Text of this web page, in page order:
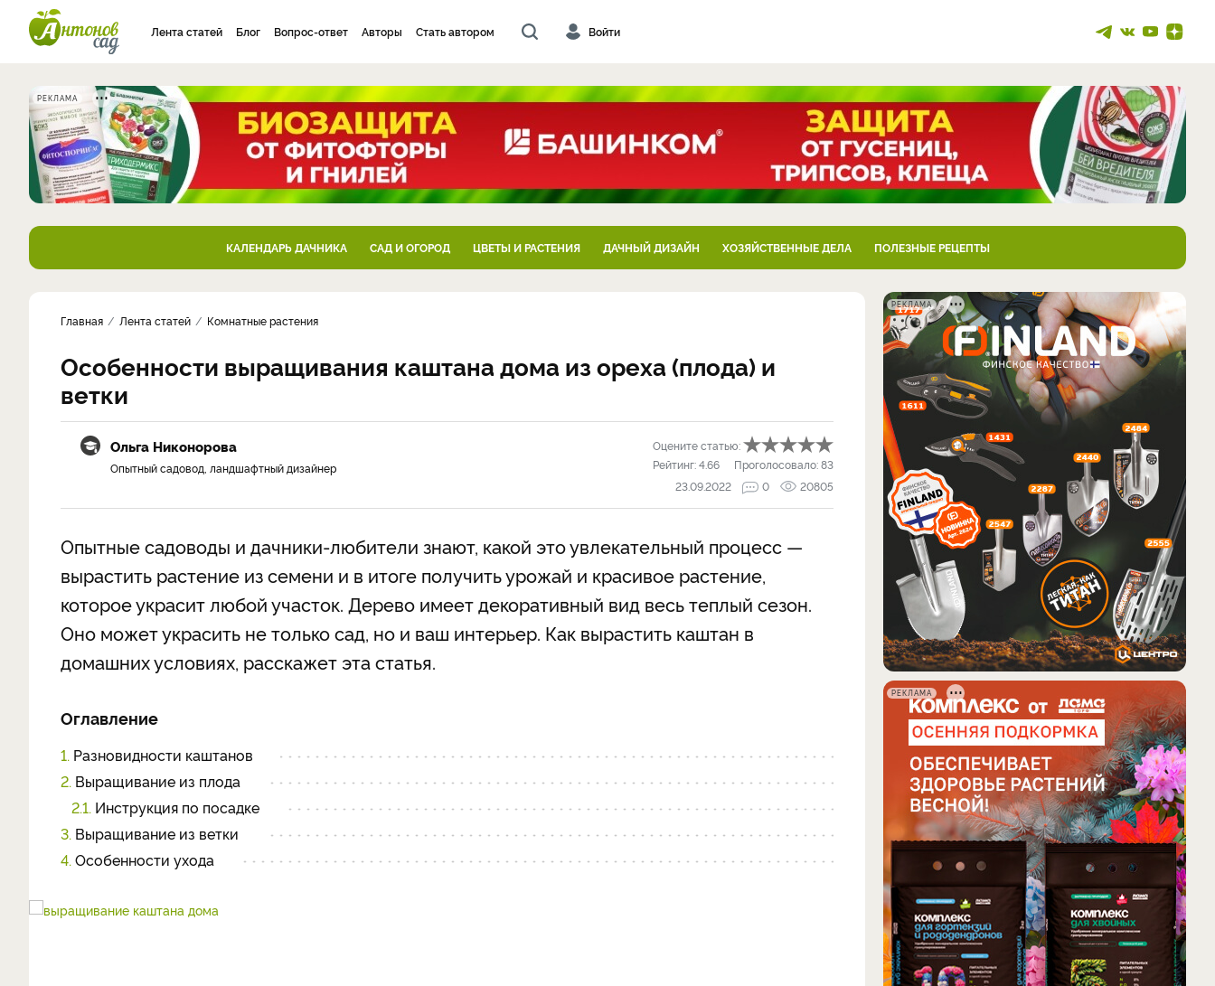
Лента статей Блог Вопрос-ответ Авторы Стать автором Войти
РЕКЛАМА
КАЛЕНДАРЬ ДАЧНИКА САД И ОГОРОД ЦВЕТЫ И РАСТЕНИЯ ДАЧНЫЙ ДИЗАЙН ХОЗЯЙСТВЕННЫЕ ДЕЛА ПОЛЕЗНЫЕ РЕЦЕПТЫ
Главная Лента статей Комнатные растения
Особенности выращивания каштана дома из ореха (плода) и
ветки
Ольга Никонорова
Опытный садовод, ландшафтный дизайнер
Оцените статью:
Рейтинг:4.66 Проголосовало:83
23.09.2022
0 20805
Опытные садоводы и дачники-любители знают, какой это увлекательный процесс —
вырастить растение из семени и в итоге получить урожай и красивое растение,
которое украсит любой участок. Дерево имеет декоративный вид весь теплый сезон.
Оно может украсить не только сад, но и ваш интерьер. Как вырастить каштан в
домашних условиях, расскажет эта статья.
Оглавление
1. Разновидности каштанов
2. Выращивание из плода
2.1. Инструкция по посадке
3. Выращивание из ветки
4. Особенности ухода
РЕКЛАМА
РЕКЛАМА